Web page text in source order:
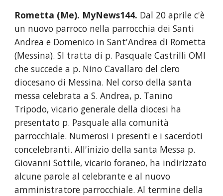
Rometta (Me). MyNews144. Dal 20 aprile c'è
un nuovo parroco nella parrocchia dei Santi
Andrea e Domenico in Sant'Andrea di Rometta
(Messina). SI tratta di p. Pasquale Castrilli OMI
che succede a p. Nino Cavallaro del clero
diocesano di Messina. Nel corso della santa
messa celebrata a S. Andrea, p. Tanino
Tripodo, vicario generale della diocesi ha
presentato p. Pasquale alla comunità
parrocchiale. Numerosi i presenti e i sacerdoti
concelebranti. All'inizio della santa Messa p.
Giovanni Sottile, vicario foraneo, ha indirizzato
alcune parole al celebrante e al nuovo
amministratore parrocchiale. Al termine della